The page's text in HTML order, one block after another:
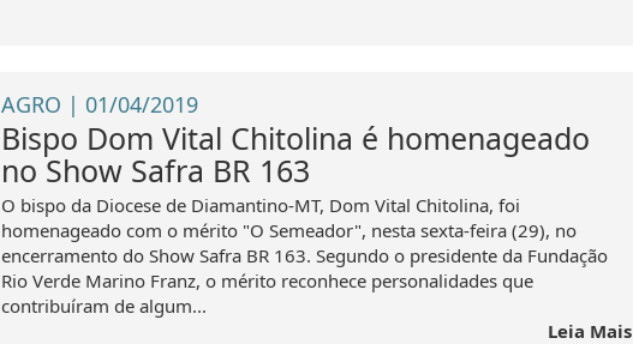
AGRO | 01/04/2019
Bispo Dom Vital Chitolina é homenageado
no Show Safra BR 163
O bispo da Diocese de Diamantino-MT, Dom Vital Chitolina, foi
homenageado com o mérito "O Semeador", nesta sexta-feira (29), no
encerramento do Show Safra BR 163. Segundo o presidente da Fundação
Rio Verde Marino Franz, o mérito reconhece personalidades que
contribuíram de algum...
Leia Mais